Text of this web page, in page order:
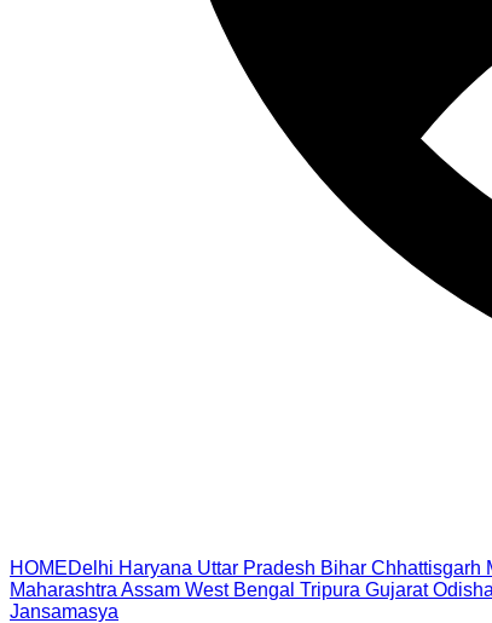
HOMEDelhi Haryana Uttar Pradesh Bihar Chhattisgarh
Maharashtra Assam West Bengal Tripura Gujarat Odisha
Jansamasya